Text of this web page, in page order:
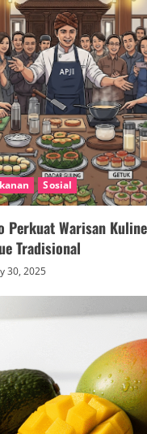
Sosial
Perkuat Warisan
Tradisional
30, 2025